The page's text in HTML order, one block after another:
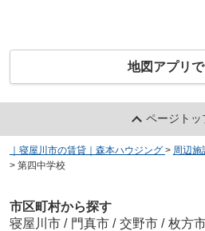
地図アプリで
ページトッ
｜寝屋川市の賃貸｜森本ハウジング > 周辺施
> 第四中学校
市区町村から探す
寝屋川市 / 門真市 / 交野市 / 枚方